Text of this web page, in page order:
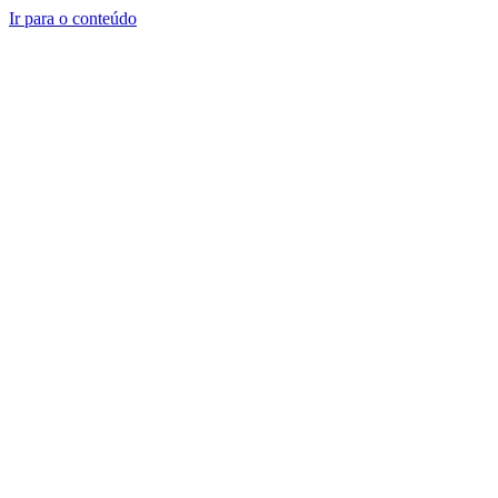
Ir para o conteúdo